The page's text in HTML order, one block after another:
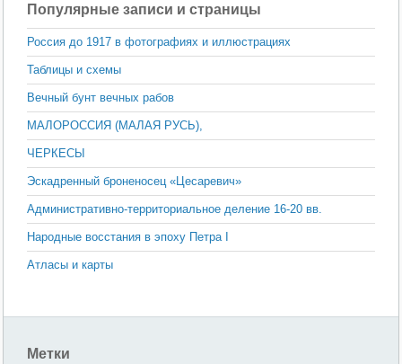
Популярные записи и страницы
Россия до 1917 в фотографиях и иллюстрациях
Таблицы и схемы
Вечный бунт вечных рабов
МАЛОРОССИЯ (МАЛАЯ РУСЬ),
ЧЕРКЕСЫ
Эскадренный броненосец «Цесаревич»
Административно-территориальное деление 16-20 вв.
Народные восстания в эпоху Петра I
Атласы и карты
Метки